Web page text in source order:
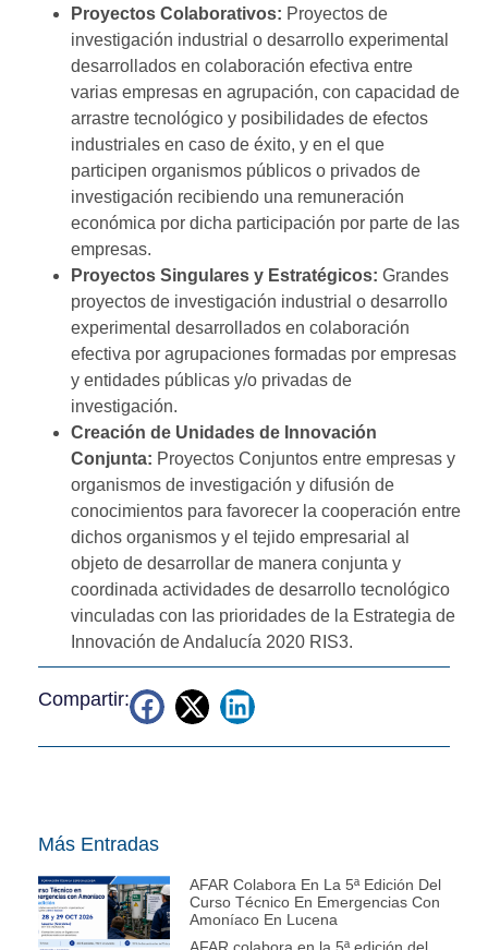
Proyectos Colaborativos: Proyectos de
investigación industrial o desarrollo experimental
desarrollados en colaboración efectiva entre
varias empresas en agrupación, con capacidad de
arrastre tecnológico y posibilidades de efectos
industriales en caso de éxito, y en el que
participen organismos públicos o privados de
investigación recibiendo una remuneración
económica por dicha participación por parte de las
empresas.
Proyectos Singulares y Estratégicos: Grandes
proyectos de investigación industrial o desarrollo
experimental desarrollados en colaboración
efectiva por agrupaciones formadas por empresas
y entidades públicas y/o privadas de
investigación.
Creación de Unidades de Innovación
Conjunta: Proyectos Conjuntos entre empresas y
organismos de investigación y difusión de
conocimientos para favorecer la cooperación entre
dichos organismos y el tejido empresarial al
objeto de desarrollar de manera conjunta y
coordinada actividades de desarrollo tecnológico
vinculadas con las prioridades de la Estrategia de
Innovación de Andalucía 2020 RIS3.
Compartir:
Más Entradas
AFAR Colabora En La 5ª Edición Del
Curso Técnico En Emergencias Con
Amoníaco En Lucena